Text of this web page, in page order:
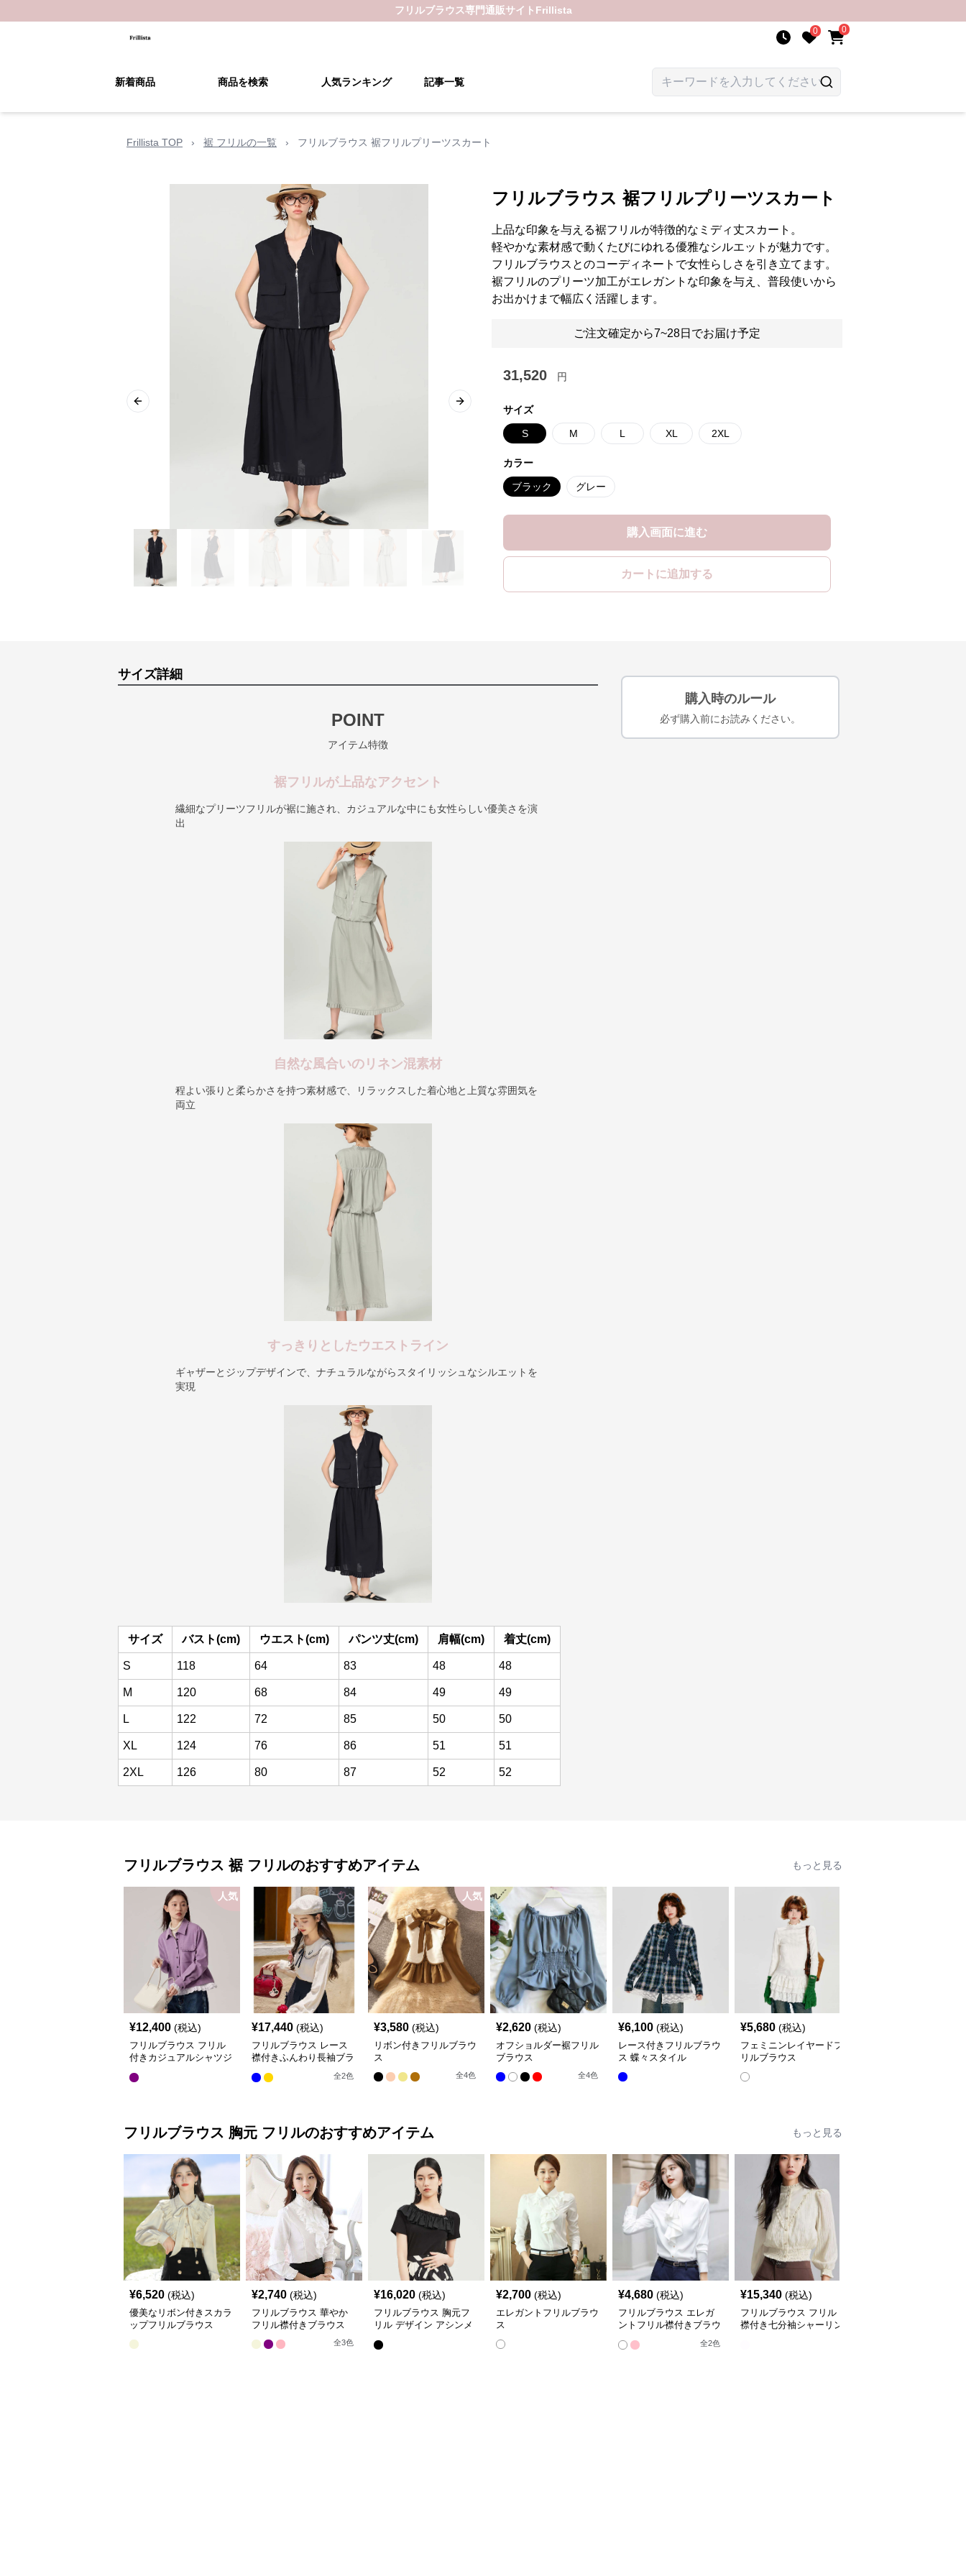
フリルブラウス専門通販サイト Frillista
0 0
新着商品 商品を検索 人気ランキング 記事一覧
Frillista TOP › 裾 フリルの一覧 › フリルブラウス 裾フリルプリーツスカート
Previous slide Next slide
フリルブラウス 裾フリルプリーツスカート
上品な印象を与える裾フリルが特徴的なミディ丈スカート。
軽やかな素材感で動くたびにゆれる優雅なシルエットが魅力です。
フリルブラウスとのコーディネートで女性らしさを引き立てます。
裾フリルのプリーツ加工がエレガントな印象を与え、普段使いから
お出かけまで幅広く活躍します。
ご注文確定から7~28日でお届け予定
31,520 円
サイズ
S M L XL 2XL
カラー
ブラック グレー
購入画面に進む
カートに追加する
サイズ詳細
POINT
アイテム特徴
裾フリルが上品なアクセント
繊細なプリーツフリルが裾に施され、カジュアルな中にも女性らしい優美さを演
出
自然な風合いのリネン混素材
程よい張りと柔らかさを持つ素材感で、リラックスした着心地と上質な雰囲気を
両立
すっきりとしたウエストライン
ギャザーとジップデザインで、ナチュラルながらスタイリッシュなシルエットを
実現
サイズ バスト(cm) ウエスト(cm) パンツ丈(cm) 肩幅(cm) 着丈(cm)
S 118 64 83 48 48
M 120 68 84 49 49
L 122 72 85 50 50
XL 124 76 86 51 51
2XL 126 80 87 52 52
購入時のルール
必ず購入前にお読みください。
フリルブラウス 裾 フリルのおすすめアイテム もっと見る
人気
¥12,400 (税込)
フリルブラウス フリル
付きカジュアルシャツジ
¥17,440 (税込)
フリルブラウス レース
襟付きふんわり長袖ブラ
全2色
人気
¥3,580 (税込)
リボン付きフリルブラウ
ス
全4色
¥2,620 (税込)
オフショルダー裾フリル
ブラウス
全4色
¥6,100 (税込)
レース付きフリルブラウ
ス 蝶々スタイル
¥5,680 (税込)
フェミニンレイヤードフ
リルブラウス
フリルブラウス 胸元 フリルのおすすめアイテム もっと見る
¥6,520 (税込)
優美なリボン付きスカラ
ップフリルブラウス
¥2,740 (税込)
フリルブラウス 華やか
フリル襟付きブラウス
全3色
¥16,020 (税込)
フリルブラウス 胸元フ
リル デザイン アシンメ
¥2,700 (税込)
エレガントフリルブラウ
ス
¥4,680 (税込)
フリルブラウス エレガ
ントフリル襟付きブラウ
全2色
¥15,340 (税込)
フリルブラウス フリル
襟付き七分袖シャーリン